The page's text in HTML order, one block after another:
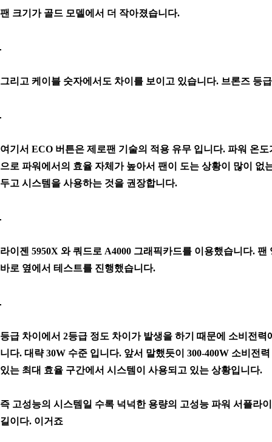
팬 크기가 골드 모델에서 더 작아졌습니다.
그리고 케이블 숫자에서도 차이를 보이고 있습니다. 브론즈 등
여기서 ECO 버튼은 제로팬 기술의 적용 유무 입니다. 파워 온
으로 파워에서의 효율 자체가 높아서 팬이 도는 상황이 많이 없
두고 시스템을 사용하는 것을 권장합니다.
라이젠 5950X 와 쿼드로 A4000 그래픽카드를 이용했습니다.
바로 옆에서 테스트를 진행했습니다.
등급 차이에서 2등급 정도 차이가 발생을 하기 때문에 소비전
니다. 대략 30W 수준 입니다. 앞서 말했듯이 300-400W 소비전
있는 최대 효율 구간에서 시스템이 사용되고 있는 상황입니다.
즉 고성능의 시스템일 수록 넉넉한 용량의 고성능 파워 서플라
길이다. 이거죠